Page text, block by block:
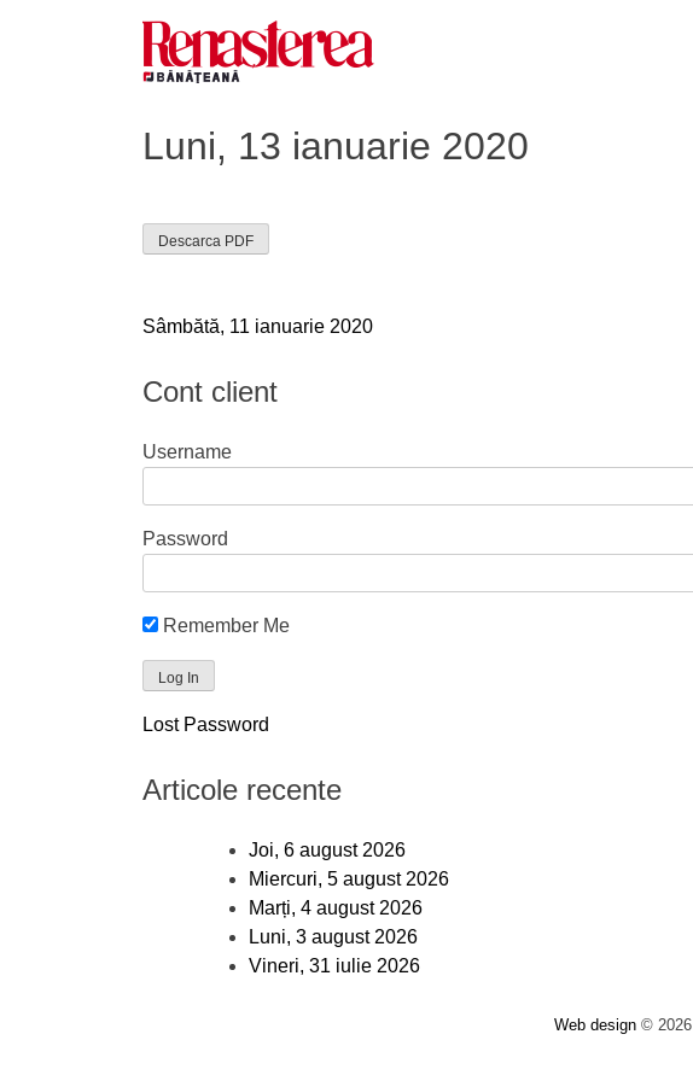
Luni, 13 ianuarie 2020
Descarca PDF
Navigare
în
Sâmbătă, 11 ianuarie 2020
Cont client
Username
Password
Remember Me
Lost Password
Articole recente
Joi, 6 august 2026
Miercuri, 5 august 2026
Marți, 4 august 2026
Luni, 3 august 2026
Vineri, 31 iulie 2026
Web design© 2026